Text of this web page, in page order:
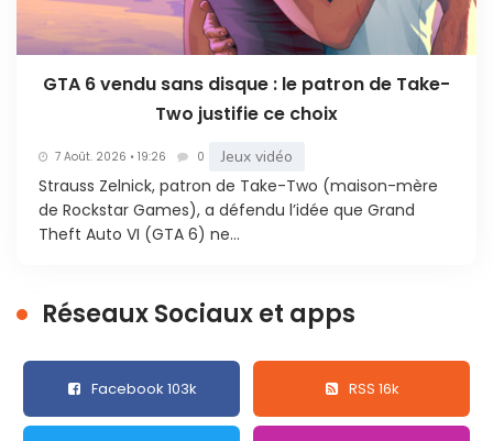
GTA 6 vendu sans disque : le patron de Take-
Two justifie ce choix
7 Août. 2026 • 19:26 0 Jeux vidéo
Strauss Zelnick, patron de Take-Two (maison-mère
de Rockstar Games), a défendu l’idée que Grand
Theft Auto VI (GTA 6) ne...
Réseaux Sociaux et apps
Facebook 103k RSS 16k